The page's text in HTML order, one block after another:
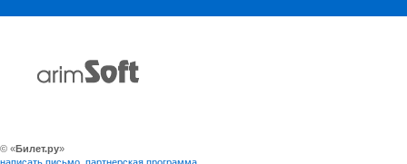
© «Билет.ру»